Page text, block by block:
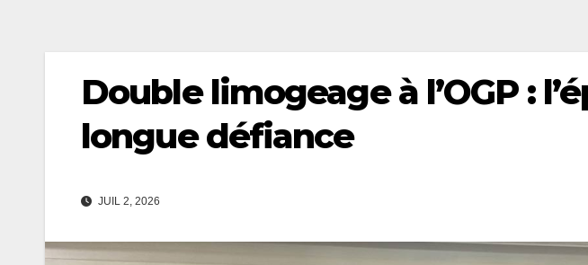
Double limogeage à l’OGP :
longue défiance
JUIL 2, 2026